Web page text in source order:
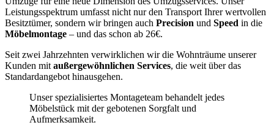
Leistungsspektrum umfasst nicht nur den Transport Ihrer wertvollen
Besitztümer, sondern wir bringen auch Precision und Speed in die
Möbelmontage – und das schon ab 26€.
Seit zwei Jahrzehnten verwirklichen wir die Wohnträume unserer
Kunden mit außergewöhnlichen Services, die weit über das
Standardangebot hinausgehen.
Unser spezialisiertes Montageteam behandelt jedes
Möbelstück mit der gebotenen Sorgfalt und
Aufmerksamkeit.